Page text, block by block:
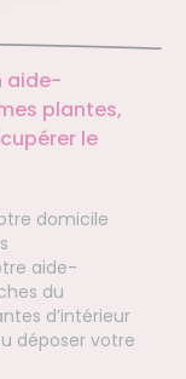
aide-
plantes,
le
domicile
aide-
du
d’intérieur
déposer votre